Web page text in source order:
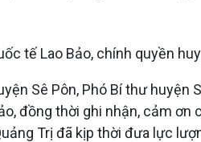
tế Lao Bảo, chính quyền
Sê Pôn, Phó Bí thư huyện
đồng thời ghi nhận, cảm
Trị đã kịp thời đưa lực